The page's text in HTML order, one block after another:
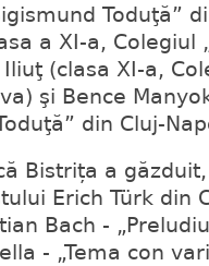
Toduţă”
a XI-a, Colegiul
(clasa XI-a,
şi Bence
din Cluj-
Bistrița a
Erich Türk din
Bach -
- „Tema con